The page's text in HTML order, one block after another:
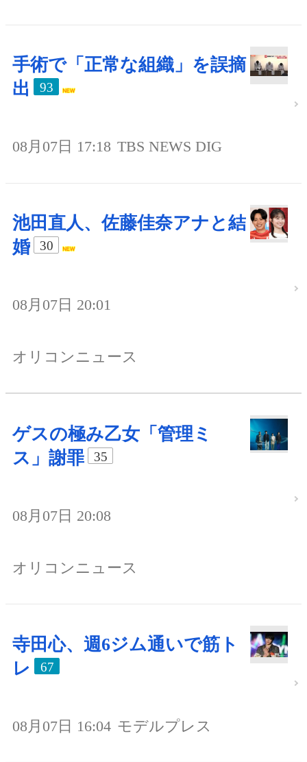
手術で「正常な組織」を誤摘
出
93
08月07日 17:18 TBS NEWS DIG
池田直人、佐藤佳奈アナと結
婚
30
08月07日 20:01
オリコンニュース
ゲスの極み乙女「管理ミ
ス」謝罪
35
08月07日 20:08
オリコンニュース
寺田心、週6ジム通いで筋ト
レ
67
08月07日 16:04 モデルプレス